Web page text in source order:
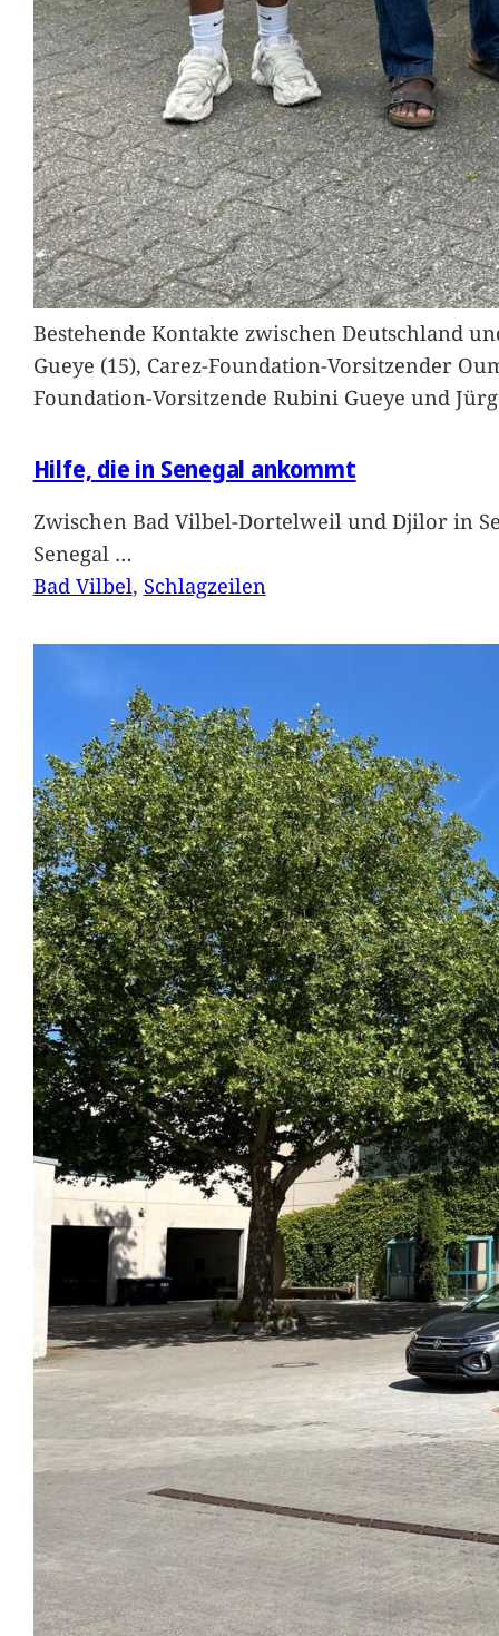
Bestehende Kontakte zwischen Deutschland
Gueye (15), Carez-Foundation-Vorsitzender
Foundation-Vorsitzende Rubini Gueye und
Hilfe, die in Senegal ankommt
Zwischen Bad Vilbel-Dortelweil und Djilor in
Senegal …
Bad Vilbel, Schlagzeilen